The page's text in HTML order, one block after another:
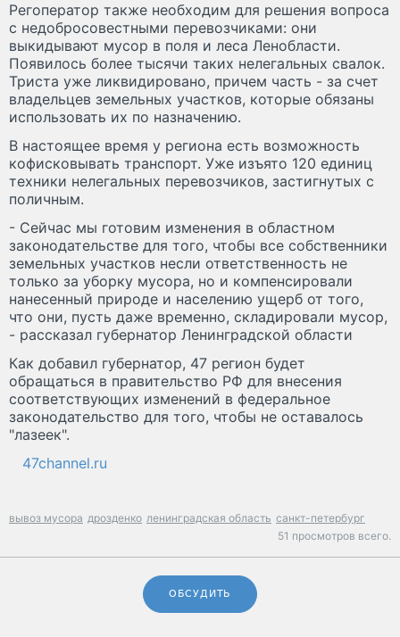
Регоператор также необходим для решения вопроса
с недобросовестными перевозчиками: они
выкидывают мусор в поля и леса Ленобласти.
Появилось более тысячи таких нелегальных свалок.
Триста уже ликвидировано, причем часть - за счет
владельцев земельных участков, которые обязаны
использовать их по назначению.
В настоящее время у региона есть возможность
кофисковывать транспорт. Уже изъято 120 единиц
техники нелегальных перевозчиков, застигнутых с
поличным.
- Сейчас мы готовим изменения в областном
законодательстве для того, чтобы все собственники
земельных участков несли ответственность не
только за уборку мусора, но и компенсировали
нанесенный природе и населению ущерб от того,
что они, пусть даже временно, складировали мусор,
- рассказал губернатор Ленинградской области
Как добавил губернатор, 47 регион будет
обращаться в правительство РФ для внесения
соответствующих изменений в федеральное
законодательство для того, чтобы не оставалось
"лазеек".
47channel.ru
вывоз мусора дрозденко ленинградская область санкт-петербург
51 просмотров всего.
ОБСУДИТЬ